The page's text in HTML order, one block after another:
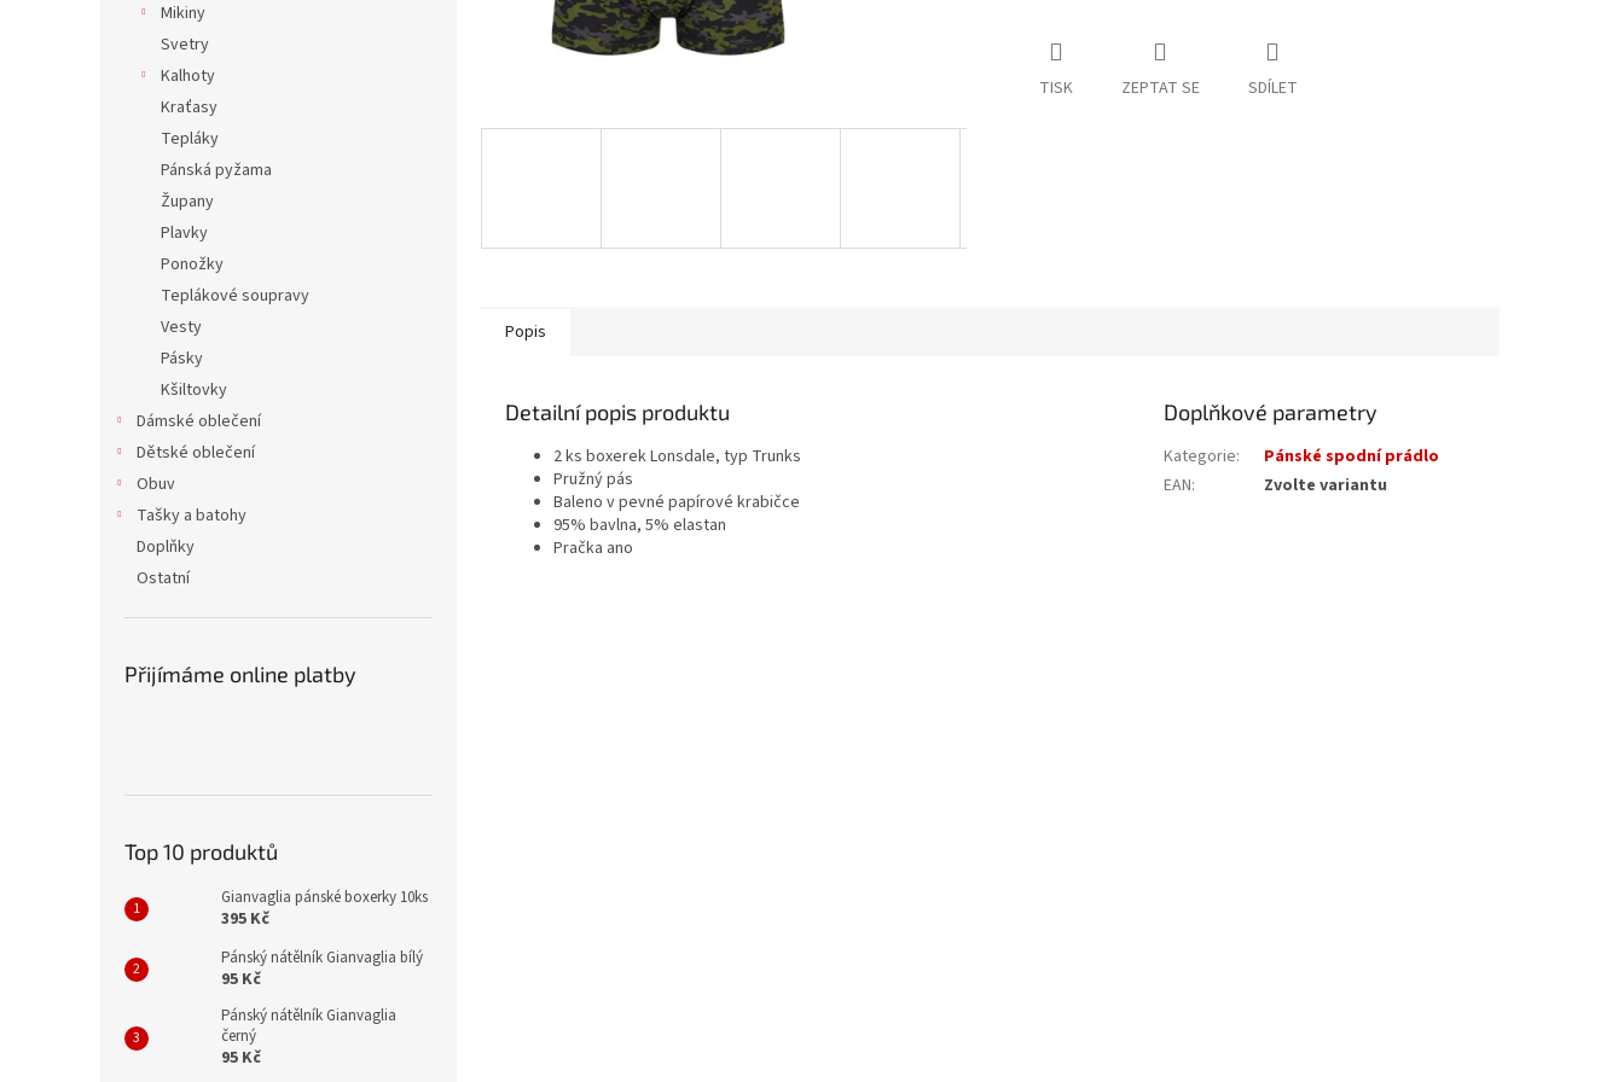
Mikiny
Svetry
Kalhoty
Kraťasy
Tepláky
Pánská pyžama
Župany
Plavky
Ponožky
Teplákové soupravy
Vesty
Pásky
Kšiltovky
Dámské oblečení
Dětské oblečení
Obuv
Tašky a batohy
Doplňky
Ostatní
Přijímáme online platby
Top 10 produktů
Gianvaglia pánské boxerky 10ks
395 Kč
Pánský nátělník Gianvaglia bílý
95 Kč
Pánský nátělník Gianvaglia
černý
95 Kč
TISK ZEPTAT SE SDÍLET
Popis
Detailní popis produktu
2 ks boxerek Lonsdale, typ Trunks
Pružný pás
Baleno v pevné papírové krabičce
95% bavlna, 5% elastan
Pračka ano
Doplňkové parametry
Kategorie:
Pánské spodní prádlo
EAN: Zvolte variantu